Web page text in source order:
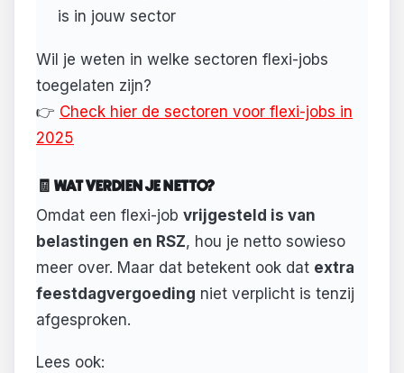
is in jouw sector
Wil je weten in welke sectoren flexi-jobs
toegelaten zijn?
👉 Check hier de sectoren voor flexi-jobs in
2025
🧾 WAT VERDIEN JE NETTO?
Omdat een flexi-job vrijgesteld is van
belastingen en RSZ, hou je netto sowieso
meer over. Maar dat betekent ook dat extra
feestdagvergoeding niet verplicht is tenzij
afgesproken.
Lees ook: